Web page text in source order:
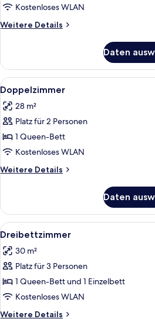
Kostenloses WLAN
Weitere Details
Weitere
Daten
Alle
Fotos
für
Doppelzimmer
anzeigen
2
Doppelzimmer
28 m²
Platz für 2 Personen
1 Queen-Bett
Kostenloses WLAN
Weitere Details
Weitere
Daten
Alle
Fotos
für
Dreibettzimmer
anzeigen
2
Dreibettzimmer
30 m²
Platz für 3 Personen
1 Queen-Bett und 1 Einzelbett
Kostenloses WLAN
Weitere Details
Weitere